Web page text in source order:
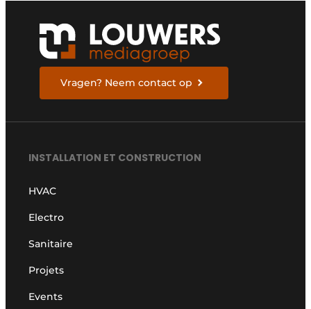
Vragen? Neem contact op
INSTALLATION ET CONSTRUCTION
HVAC
Electro
Sanitaire
Projets
Events